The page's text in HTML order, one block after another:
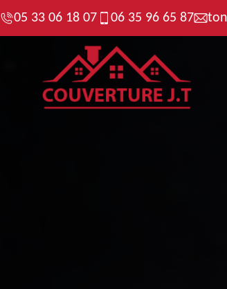
05 33 06 18 07 06 35 96 65 87